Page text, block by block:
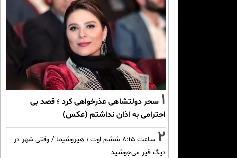
1 سحر دولتشاهی عذرخواهی کرد ؛ قصد بی
احترامی به اذان نداشتم (عکس)
2
ساعت ۸:۱۵ ششم اوت ؛ هیروشیما / وقتی شهر در
دیگ قیر می‌جوشید